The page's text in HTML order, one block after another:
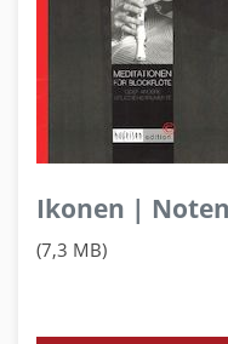
Ikonen |
(7,3 MB)